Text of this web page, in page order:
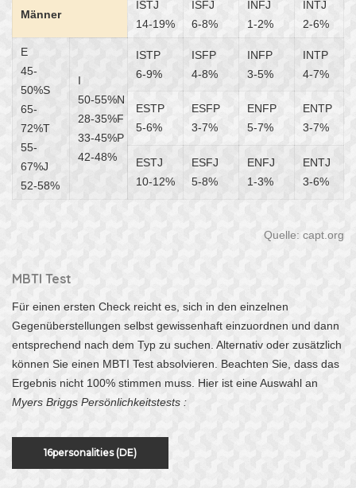
Männer
ISTJ
14-19%
ISFJ
6-8%
INFJ
1-2%
INTJ
2-6%
E
45-
50%S
65-
72%T
55-
67%J
52-58%
I
50-55%N
28-35%F
33-45%P
42-48%
ISTP
6-9%
ISFP
4-8%
INFP
3-5%
INTP
4-7%
ESTP
5-6%
ESFP
3-7%
ENFP
5-7%
ENTP
3-7%
ESTJ
10-12%
ESFJ
5-8%
ENFJ
1-3%
ENTJ
3-6%
Quelle: capt.org
MBTI Test
Für einen ersten Check reicht es, sich in den einzelnen
Gegenüberstellungen selbst gewissenhaft einzuordnen und dann
entsprechend nach dem Typ zu suchen. Alternativ oder zusätzlich
können Sie einen MBTI Test absolvieren. Beachten Sie, dass das
Ergebnis nicht 100% stimmen muss. Hier ist eine Auswahl an
Myers Briggs Persönlichkeitstests :
16personalities (DE)